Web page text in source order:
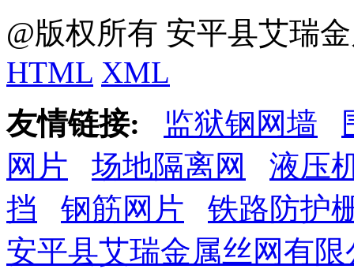
@版权所有 安平县艾瑞
HTML XML
友情链接:
监狱钢网墙
网片
场地隔离网
液压
挡
钢筋网片
铁路防护
安平县艾瑞金属丝网有限